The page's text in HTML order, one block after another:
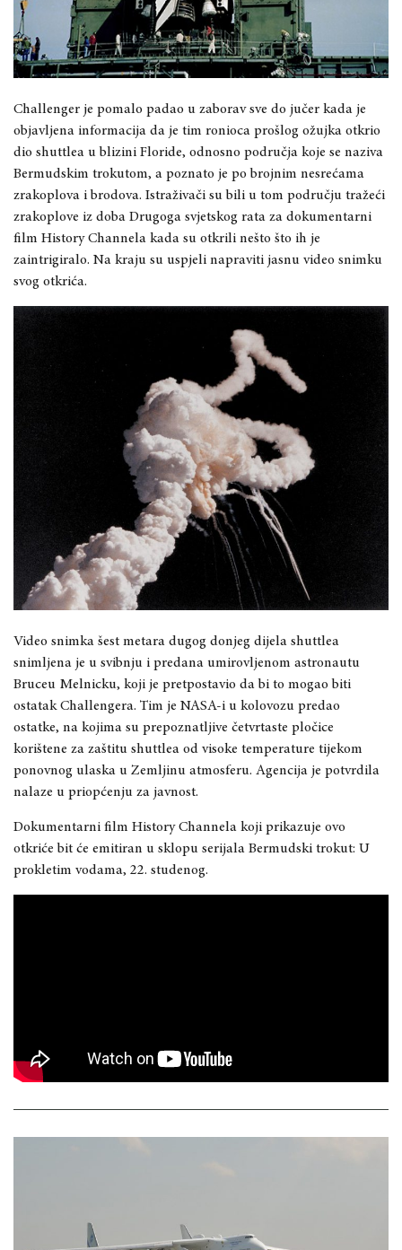
Challenger je pomalo padao u zaborav sve do jučer kada je
objavljena informacija da je tim ronioca prošlog ožujka otkrio
dio shuttlea u blizini Floride, odnosno područja koje se naziva
Bermudskim trokutom, a poznato je po brojnim nesrećama
zrakoplova i brodova. Istraživači su bili u tom području tražeći
zrakoplove iz doba Drugoga svjetskog rata za dokumentarni
film History Channela kada su otkrili nešto što ih je
zaintrigiralo. Na kraju su uspjeli napraviti jasnu video snimku
svog otkrića.
Video snimka šest metara dugog donjeg dijela shuttlea
snimljena je u svibnju i predana umirovljenom astronautu
Bruceu Melnicku, koji je pretpostavio da bi to mogao biti
ostatak Challengera. Tim je NASA-i u kolovozu predao
ostatke, na kojima su prepoznatljive četvrtaste pločice
korištene za zaštitu shuttlea od visoke temperature tijekom
ponovnog ulaska u Zemljinu atmosferu. Agencija je potvrdila
nalaze u priopćenju za javnost.
Dokumentarni film History Channela koji prikazuje ovo
otkriće bit će emitiran u sklopu serijala Bermudski trokut: U
prokletim vodama, 22. studenog.